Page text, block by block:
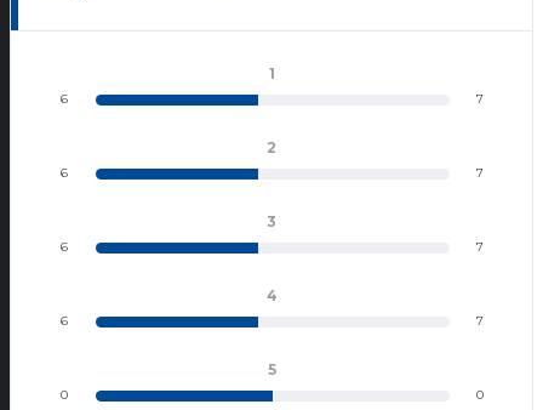
1
6 7
2
6 7
3
6 7
4
6 7
5
0 0